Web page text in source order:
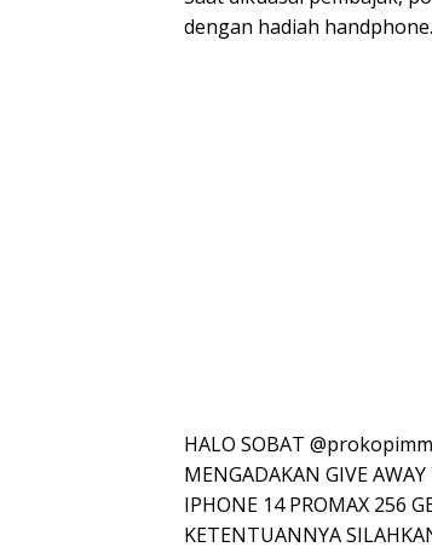
dengan hadiah handphone.
HALO SOBAT
MENGADAKAN GIVE
IPHONE 14 PROMAX 256
KETENTUANNYA